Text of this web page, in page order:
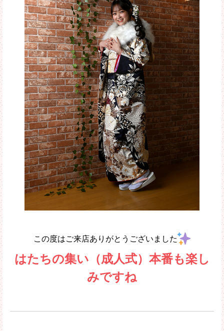
この度はご来店ありがとうございました
はたちの集い（成人式）本番も楽し
みですね